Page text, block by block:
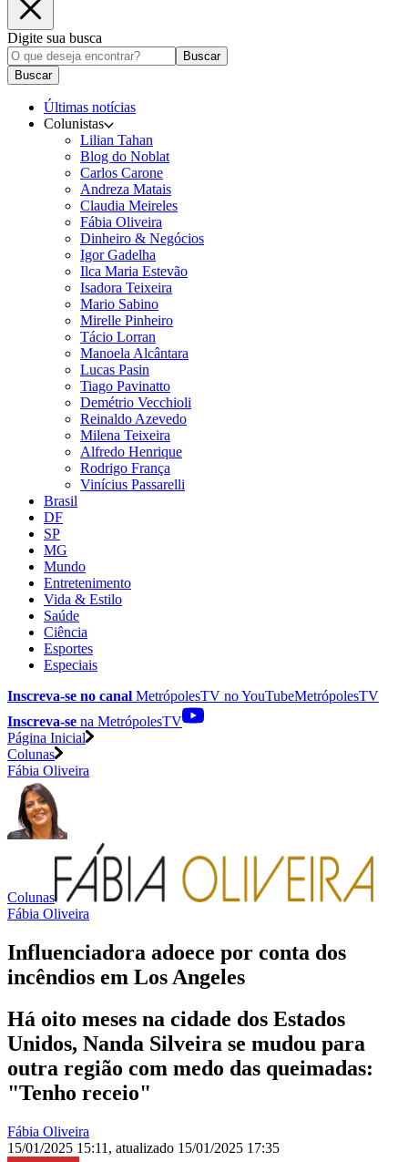
Digite sua busca
Buscar
Buscar
Últimas notícias
Colunistas
Lilian Tahan
Blog do Noblat
Carlos Carone
Andreza Matais
Claudia Meireles
Fábia Oliveira
Dinheiro & Negócios
Igor Gadelha
Ilca Maria Estevão
Isadora Teixeira
Mario Sabino
Mirelle Pinheiro
Tácio Lorran
Manoela Alcântara
Lucas Pasin
Tiago Pavinatto
Demétrio Vecchioli
Reinaldo Azevedo
Milena Teixeira
Alfredo Henrique
Rodrigo França
Vinícius Passarelli
Brasil
DF
SP
MG
Mundo
Entretenimento
Vida & Estilo
Saúde
Ciência
Esportes
Especiais
Inscreva-se no canal MetrópolesTV noYouTubeMetrópolesTV
Inscreva-se na MetrópolesTV
Página Inicial
Colunas
Fábia Oliveira
Colunas
Fábia Oliveira
Influenciadora adoece por conta dos
incêndios em Los Angeles
Há oito meses na cidade dos Estados
Unidos, Nanda Silveira se mudou para
outra região com medo das queimadas:
"Tenho receio"
Fábia Oliveira
15/01/2025 15:11 , atualizado 15/01/2025 17:35